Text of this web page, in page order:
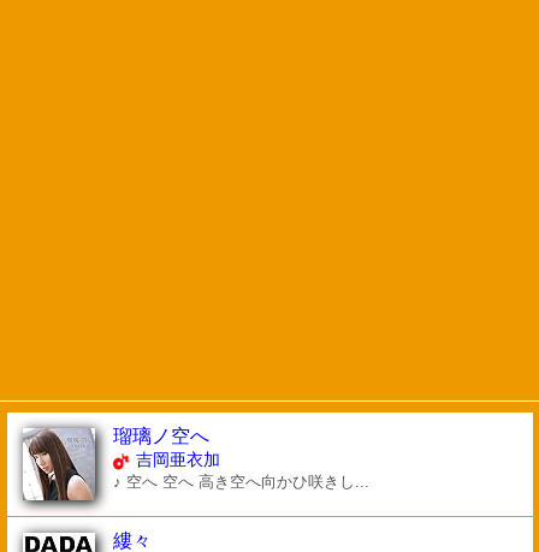
瑠璃ノ空へ
吉岡亜衣加
♪ 空へ 空へ 高き空へ向かひ咲きし...
縷々